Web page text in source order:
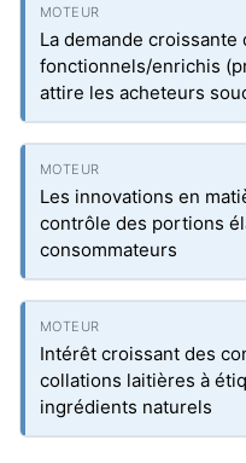
La demande
fonctionnels/enrichis
attire les acheteurs
Les innovations en
contrôle des portions
consommateurs
Intérêt croissant des
collations laitières à
ingrédients naturels